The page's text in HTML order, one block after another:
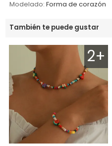
Modelado: Forma de corazón
También te puede gustar
2+